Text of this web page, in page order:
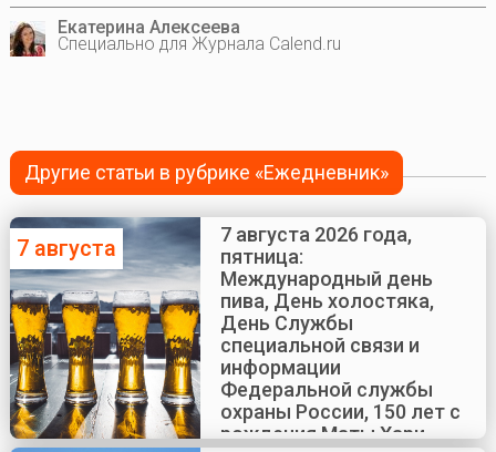
Екатерина Алексеева
Специально для Журнала Calend.ru
Другие статьи в рубрике «Ежедневник»
7 августа
7 августа 2026 года,
пятница:
Международный день
пива, День холостяка,
День Службы
специальной связи и
информации
Федеральной службы
охраны России, 150 лет с
рождения Маты Хари